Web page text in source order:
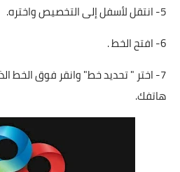
5- انتقل لأسفل إلى التخصيص واختره.
6- افتح الخط .
7- اختر " تحديد خط" وانقر فوق الخط
هاتفك.